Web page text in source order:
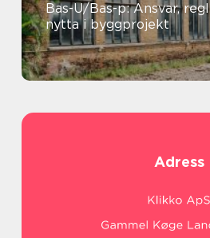
Bas-U/Bas-p: Ansvar,
nytta i byggprojekt
Adress